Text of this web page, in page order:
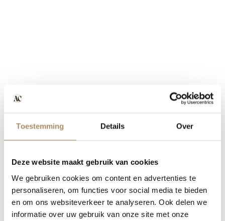
Toestemming Details Over
Deze website maakt gebruik van cookies
We gebruiken cookies om content en advertenties te
personaliseren, om functies voor social media te bieden
en om ons websiteverkeer te analyseren. Ook delen we
informatie over uw gebruik van onze site met onze